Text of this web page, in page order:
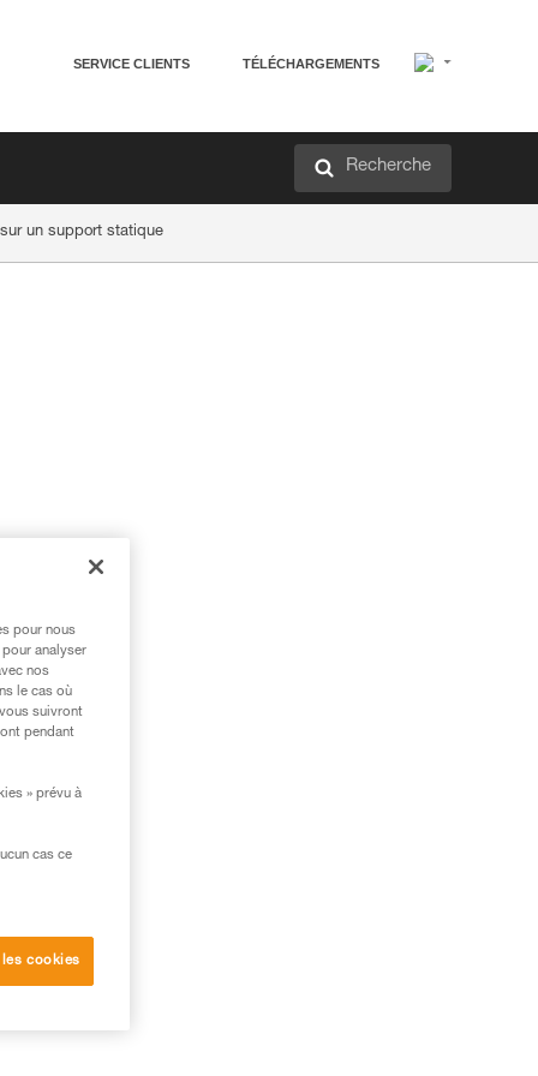
SERVICE CLIENTS TÉLÉCHARGEMENTS
Recherche
un support statique
pour nous
analyser
nos
le cas où
suivront
pendant
» prévu à
cas ce
cookies